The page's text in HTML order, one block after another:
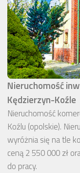
Nieruchomość
Kędzierzyn-Koźle
Nieruchomość
Koźlu (opolskie).
wyróżnia się na tle
ceną 2 550 000 zł
do pracy.